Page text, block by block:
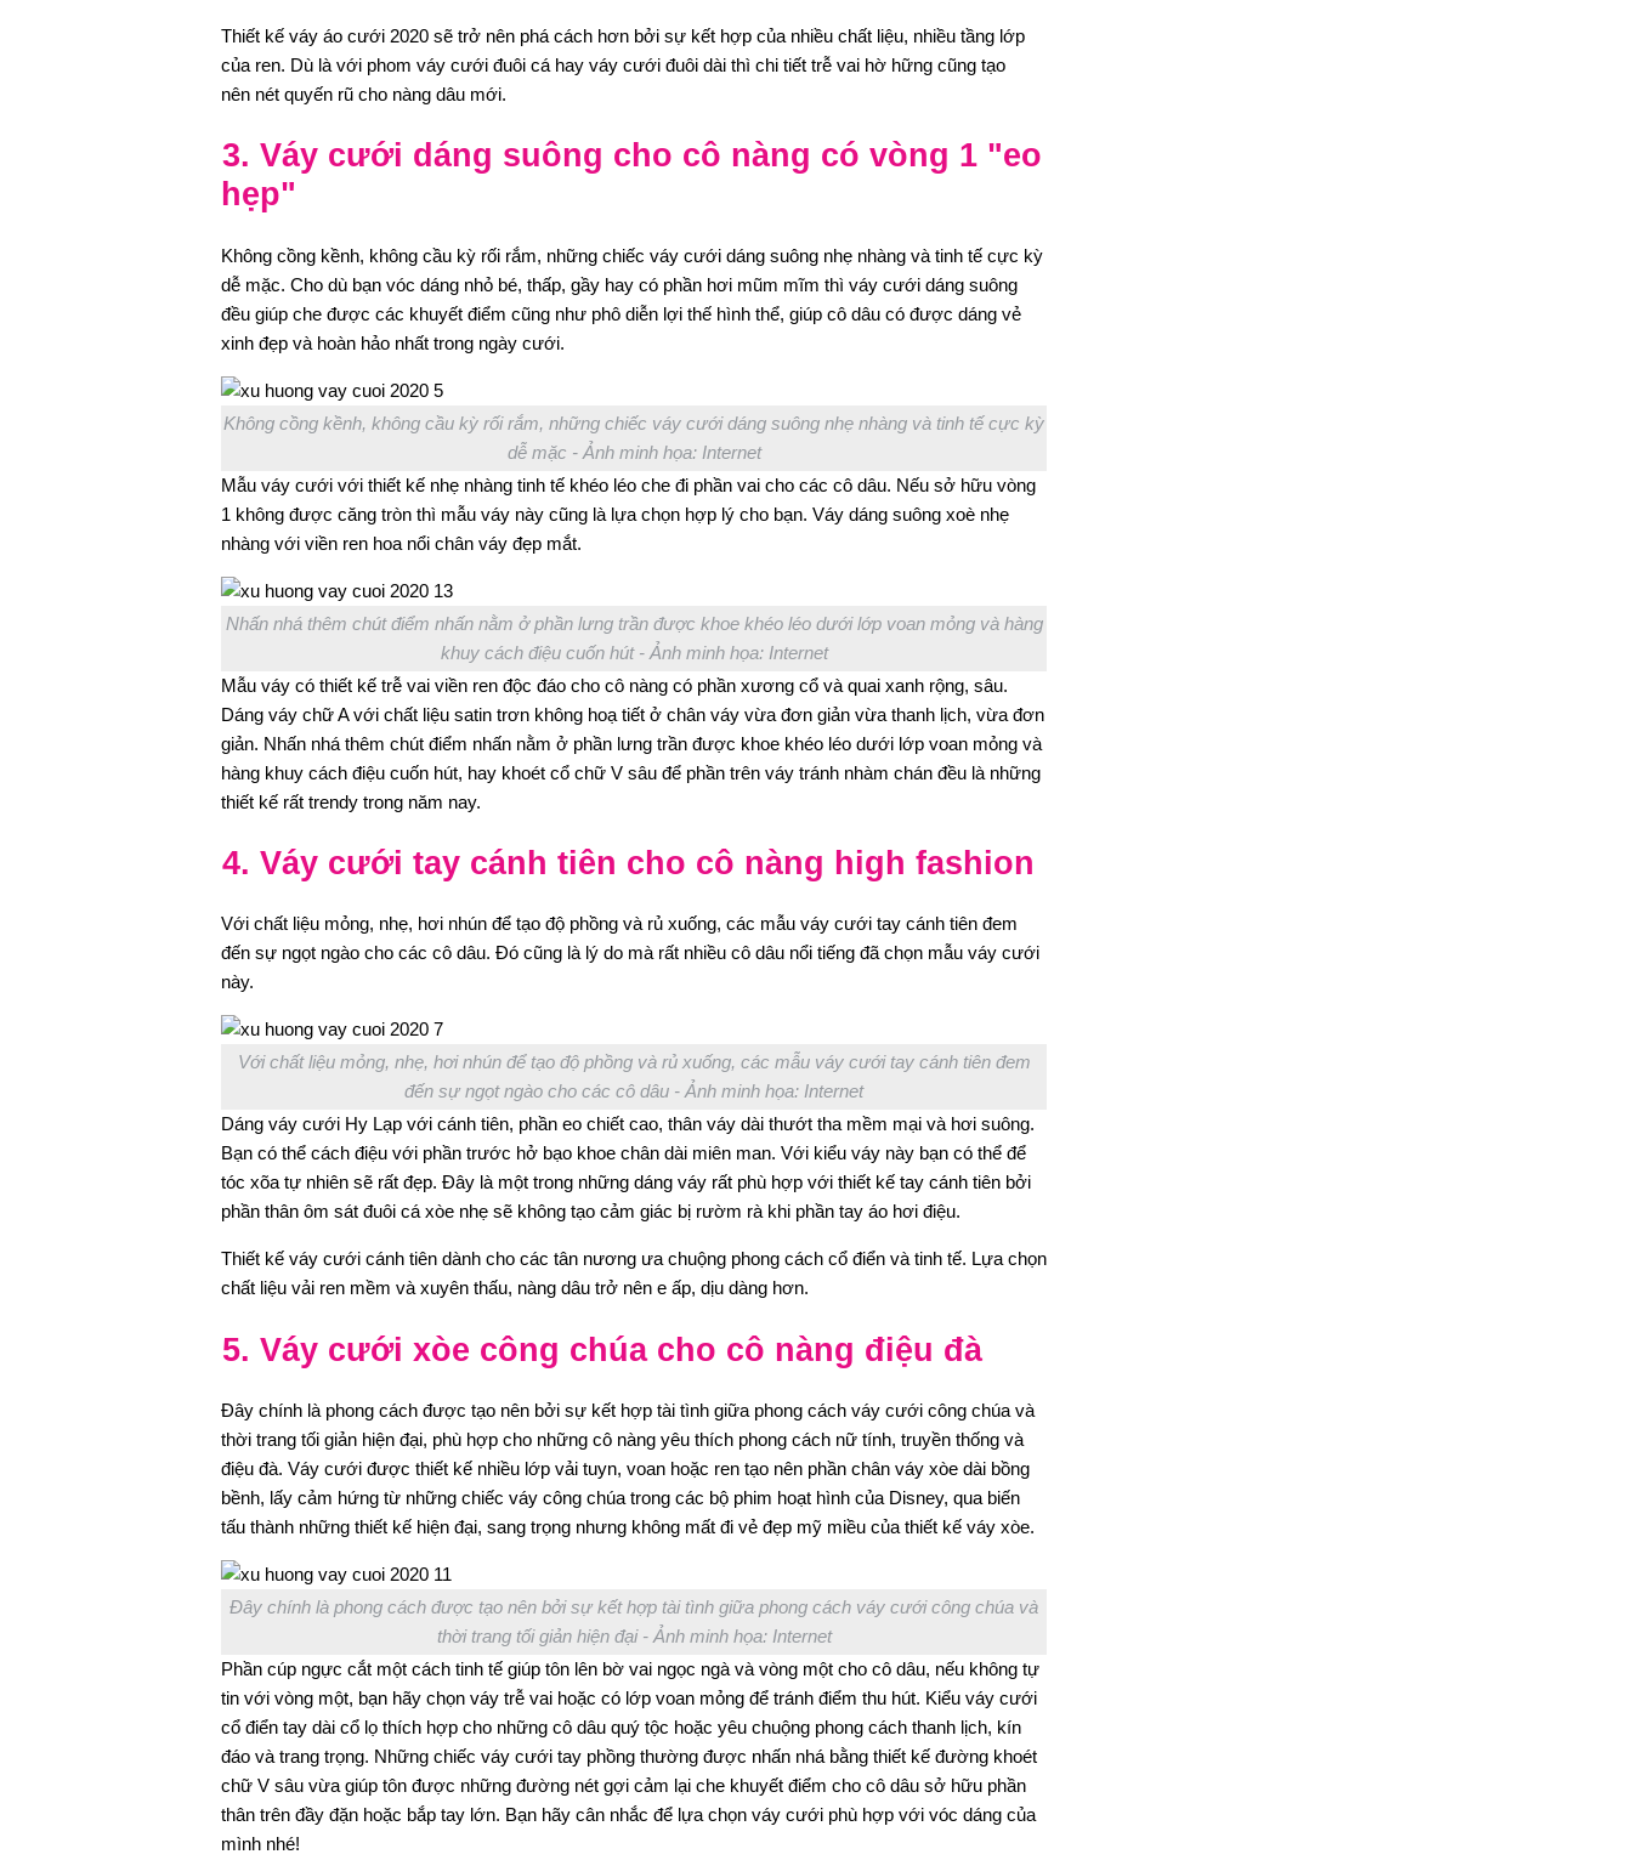
Thiết kế váy áo cưới 2020 sẽ trở nên phá cách hơn bởi sự kết hợp của nhiều chất liệu, nhiều tầng lớp
của ren. Dù là với phom váy cưới đuôi cá hay váy cưới đuôi dài thì chi tiết trễ vai hờ hững cũng tạo
nên nét quyến rũ cho nàng dâu mới.
3. Váy cưới dáng suông cho cô nàng có vòng 1 "eo
hẹp"
Không cồng kềnh, không cầu kỳ rối rắm, những chiếc váy cưới dáng suông nhẹ nhàng và tinh tế cực kỳ
dễ mặc. Cho dù bạn vóc dáng nhỏ bé, thấp, gầy hay có phần hơi mũm mĩm thì váy cưới dáng suông
đều giúp che được các khuyết điểm cũng như phô diễn lợi thế hình thể, giúp cô dâu có được dáng vẻ
xinh đẹp và hoàn hảo nhất trong ngày cưới.
Không cồng kềnh, không cầu kỳ rối rắm, những chiếc váy cưới dáng suông nhẹ nhàng và tinh tế cực kỳ
dễ mặc - Ảnh minh họa: Internet
Mẫu váy cưới với thiết kế nhẹ nhàng tinh tế khéo léo che đi phần vai cho các cô dâu. Nếu sở hữu vòng
1 không được căng tròn thì mẫu váy này cũng là lựa chọn hợp lý cho bạn. Váy dáng suông xoè nhẹ
nhàng với viền ren hoa nổi chân váy đẹp mắt.
Nhấn nhá thêm chút điểm nhấn nằm ở phần lưng trần được khoe khéo léo dưới lớp voan mỏng và hàng
khuy cách điệu cuốn hút - Ảnh minh họa: Internet
Mẫu váy có thiết kế trễ vai viền ren độc đáo cho cô nàng có phần xương cổ và quai xanh rộng, sâu.
Dáng váy chữ A với chất liệu satin trơn không hoạ tiết ở chân váy vừa đơn giản vừa thanh lịch, vừa đơn
giản. Nhấn nhá thêm chút điểm nhấn nằm ở phần lưng trần được khoe khéo léo dưới lớp voan mỏng và
hàng khuy cách điệu cuốn hút, hay khoét cổ chữ V sâu để phần trên váy tránh nhàm chán đều là những
thiết kế rất trendy trong năm nay.
4. Váy cưới tay cánh tiên cho cô nàng high fashion
Với chất liệu mỏng, nhẹ, hơi nhún để tạo độ phồng và rủ xuống, các mẫu váy cưới tay cánh tiên đem
đến sự ngọt ngào cho các cô dâu. Đó cũng là lý do mà rất nhiều cô dâu nổi tiếng đã chọn mẫu váy cưới
này.
Với chất liệu mỏng, nhẹ, hơi nhún để tạo độ phồng và rủ xuống, các mẫu váy cưới tay cánh tiên đem
đến sự ngọt ngào cho các cô dâu - Ảnh minh họa: Internet
Dáng váy cưới Hy Lạp với cánh tiên, phần eo chiết cao, thân váy dài thướt tha mềm mại và hơi suông.
Bạn có thể cách điệu với phần trước hở bạo khoe chân dài miên man. Với kiểu váy này bạn có thể để
tóc xõa tự nhiên sẽ rất đẹp. Đây là một trong những dáng váy rất phù hợp với thiết kế tay cánh tiên bởi
phần thân ôm sát đuôi cá xòe nhẹ sẽ không tạo cảm giác bị rườm rà khi phần tay áo hơi điệu.
Thiết kế váy cưới cánh tiên dành cho các tân nương ưa chuộng phong cách cổ điển và tinh tế. Lựa chọn
chất liệu vải ren mềm và xuyên thấu, nàng dâu trở nên e ấp, dịu dàng hơn.
5. Váy cưới xòe công chúa cho cô nàng điệu đà
Đây chính là phong cách được tạo nên bởi sự kết hợp tài tình giữa phong cách váy cưới công chúa và
thời trang tối giản hiện đại, phù hợp cho những cô nàng yêu thích phong cách nữ tính, truyền thống và
điệu đà. Váy cưới được thiết kế nhiều lớp vải tuyn, voan hoặc ren tạo nên phần chân váy xòe dài bồng
bềnh, lấy cảm hứng từ những chiếc váy công chúa trong các bộ phim hoạt hình của Disney, qua biến
tấu thành những thiết kế hiện đại, sang trọng nhưng không mất đi vẻ đẹp mỹ miều của thiết kế váy xòe.
Đây chính là phong cách được tạo nên bởi sự kết hợp tài tình giữa phong cách váy cưới công chúa và
thời trang tối giản hiện đại - Ảnh minh họa: Internet
Phần cúp ngực cắt một cách tinh tế giúp tôn lên bờ vai ngọc ngà và vòng một cho cô dâu, nếu không tự
tin với vòng một, bạn hãy chọn váy trễ vai hoặc có lớp voan mỏng để tránh điểm thu hút. Kiểu váy cưới
cổ điển tay dài cổ lọ thích hợp cho những cô dâu quý tộc hoặc yêu chuộng phong cách thanh lịch, kín
đáo và trang trọng. Những chiếc váy cưới tay phồng thường được nhấn nhá bằng thiết kế đường khoét
chữ V sâu vừa giúp tôn được những đường nét gợi cảm lại che khuyết điểm cho cô dâu sở hữu phần
thân trên đầy đặn hoặc bắp tay lớn. Bạn hãy cân nhắc để lựa chọn váy cưới phù hợp với vóc dáng của
mình nhé!